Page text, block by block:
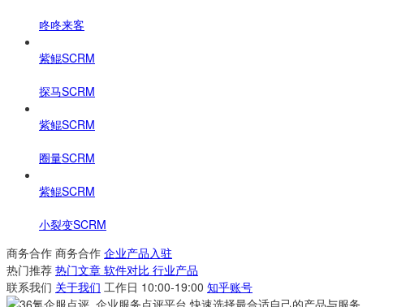
咚咚来客
紫鲲SCRM
探马SCRM
紫鲲SCRM
圈量SCRM
紫鲲SCRM
小裂变SCRM
商务合作 商务合作 企业产品入驻
热门推荐 热门文章 软件对比 行业产品
联系我们 关于我们 工作日 10:00-19:00 知乎账号